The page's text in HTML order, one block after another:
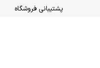
پشتیبانی فروشگاه